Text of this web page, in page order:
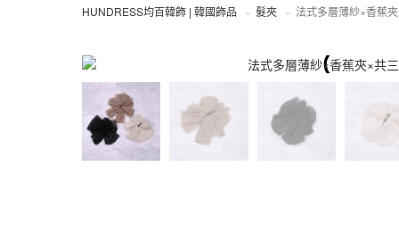
HUNDRESS均百韓飾 | 韓國飾品 髮夾 法式多層薄紗×香蕉